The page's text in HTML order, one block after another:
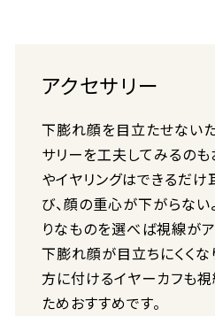
アクセサリー
下膨れ顔を目立たせない
サリーを工夫してみるのも
やイヤリングはできるだ
び、顔の重心が下がらない
りなものを選べば視線がア
下膨れ顔が目立ちにくくな
方に付けるイヤーカフも
ためおすすめです。